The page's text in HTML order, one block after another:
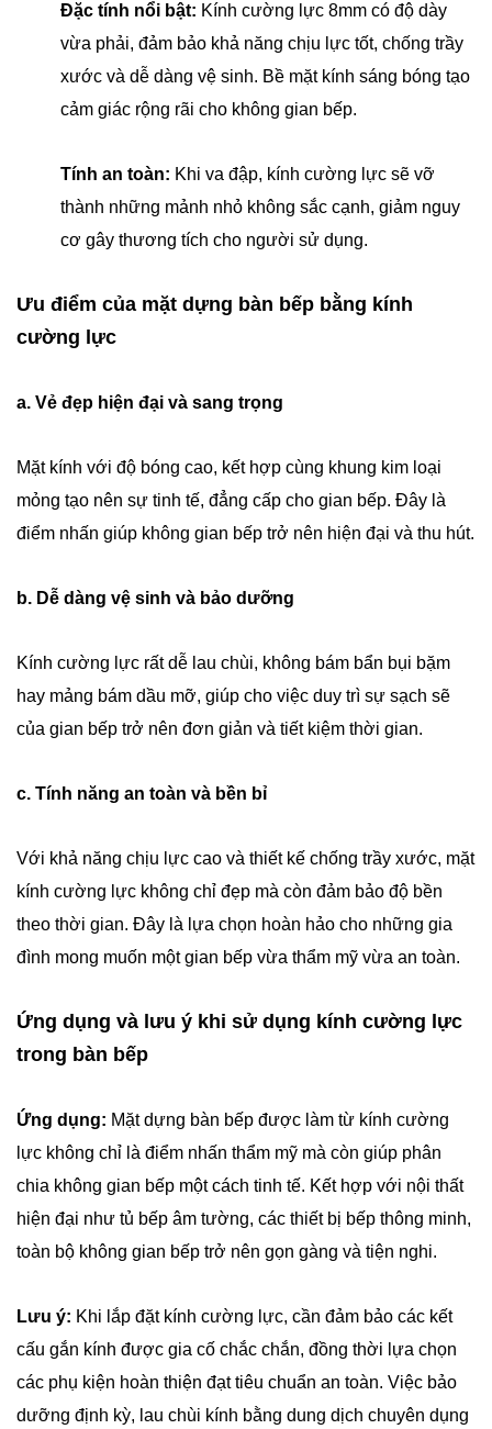
Đặc tính nổi bật: Kính cường lực 8mm có độ dày
vừa phải, đảm bảo khả năng chịu lực tốt, chống trầy
xước và dễ dàng vệ sinh. Bề mặt kính sáng bóng tạo
cảm giác rộng rãi cho không gian bếp.
Tính an toàn: Khi va đập, kính cường lực sẽ vỡ
thành những mảnh nhỏ không sắc cạnh, giảm nguy
cơ gây thương tích cho người sử dụng.
Ưu điểm của mặt dựng bàn bếp bằng kính
cường lực
a. Vẻ đẹp hiện đại và sang trọng
Mặt kính với độ bóng cao, kết hợp cùng khung kim loại
mỏng tạo nên sự tinh tế, đẳng cấp cho gian bếp. Đây là
điểm nhấn giúp không gian bếp trở nên hiện đại và thu hút.
b. Dễ dàng vệ sinh và bảo dưỡng
Kính cường lực rất dễ lau chùi, không bám bẩn bụi bặm
hay mảng bám dầu mỡ, giúp cho việc duy trì sự sạch sẽ
của gian bếp trở nên đơn giản và tiết kiệm thời gian.
c. Tính năng an toàn và bền bỉ
Với khả năng chịu lực cao và thiết kế chống trầy xước, mặt
kính cường lực không chỉ đẹp mà còn đảm bảo độ bền
theo thời gian. Đây là lựa chọn hoàn hảo cho những gia
đình mong muốn một gian bếp vừa thẩm mỹ vừa an toàn.
Ứng dụng và lưu ý khi sử dụng kính cường lực
trong bàn bếp
Ứng dụng: Mặt dựng bàn bếp được làm từ kính cường
lực không chỉ là điểm nhấn thẩm mỹ mà còn giúp phân
chia không gian bếp một cách tinh tế. Kết hợp với nội thất
hiện đại như tủ bếp âm tường, các thiết bị bếp thông minh,
toàn bộ không gian bếp trở nên gọn gàng và tiện nghi.
Lưu ý: Khi lắp đặt kính cường lực, cần đảm bảo các kết
cấu gắn kính được gia cố chắc chắn, đồng thời lựa chọn
các phụ kiện hoàn thiện đạt tiêu chuẩn an toàn. Việc bảo
dưỡng định kỳ, lau chùi kính bằng dung dịch chuyên dụng